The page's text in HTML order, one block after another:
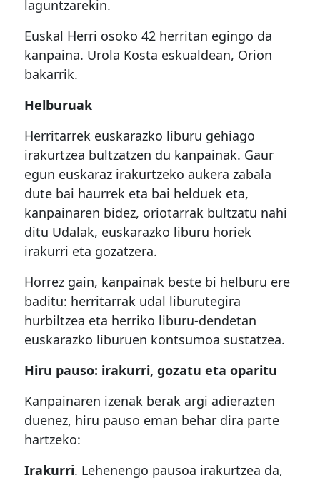
laguntzarekin.
Euskal Herri osoko 42 herritan egingo da
kanpaina. Urola Kosta eskualdean, Orion
bakarrik.
Helburuak
Herritarrek euskarazko liburu gehiago
irakurtzea bultzatzen du kanpainak. Gaur
egun euskaraz irakurtzeko aukera zabala
dute bai haurrek eta bai helduek eta,
kanpainaren bidez, oriotarrak bultzatu nahi
ditu Udalak, euskarazko liburu horiek
irakurri eta gozatzera.
Horrez gain, kanpainak beste bi helburu ere
baditu: herritarrak udal liburutegira
hurbiltzea eta herriko liburu-dendetan
euskarazko liburuen kontsumoa sustatzea.
Hiru pauso: irakurri, gozatu eta oparitu
Kanpainaren izenak berak argi adierazten
duenez, hiru pauso eman behar dira parte
hartzeko:
Irakurri. Lehenengo pausoa irakurtzea da,